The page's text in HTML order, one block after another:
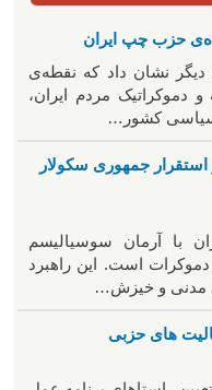
حزب چپ ایران
دی‌ماه ۱۴۰۴ بار دیگر نشان داد که نقطه‌ی
مردم ایران،
کشور…
جمهوری سکولار
آرمان سوسیالیسم
است. این راهبرد
و خیزش‌…
های حزبی